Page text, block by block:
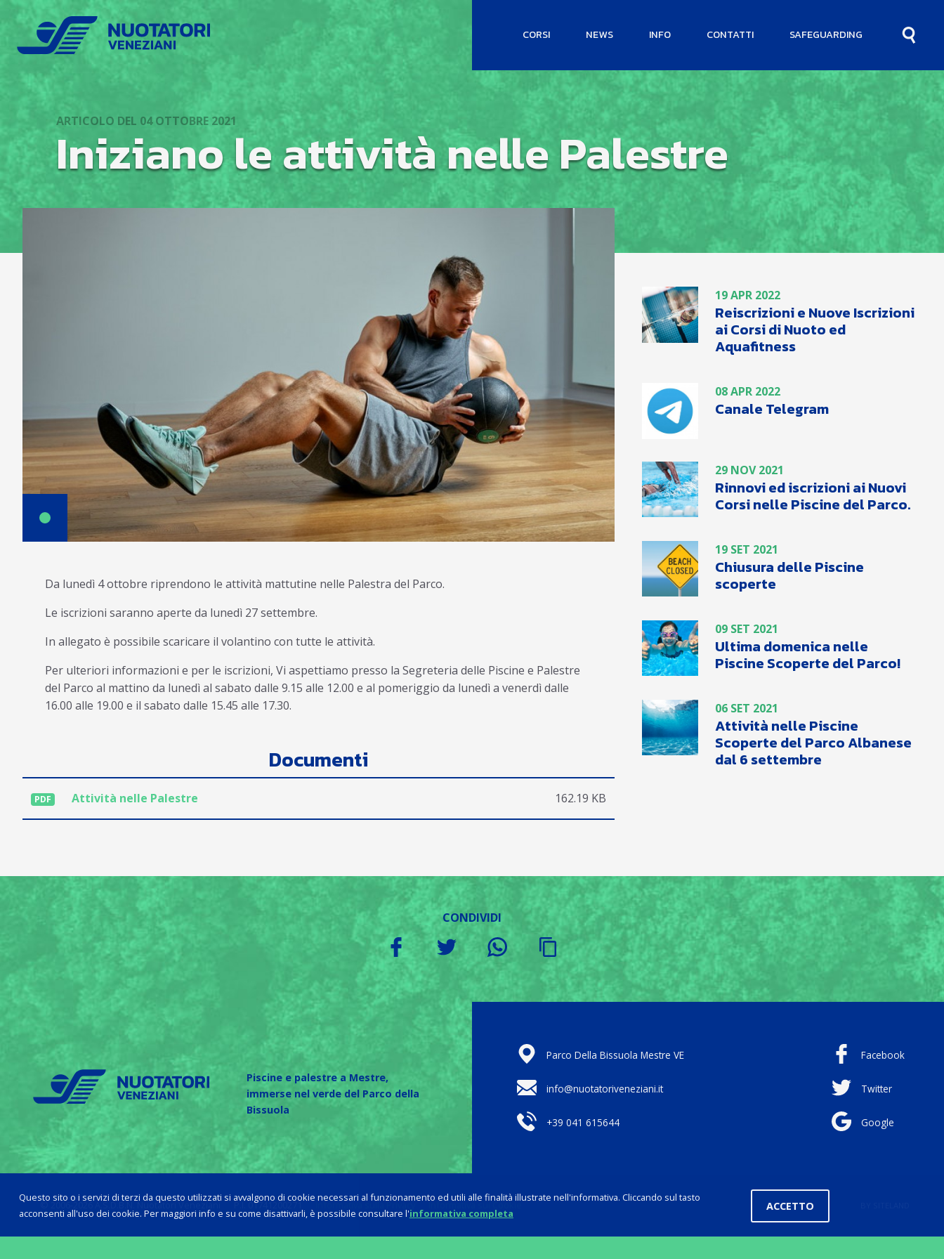
CORSI NEWS INFO CONTATTI SAFEGUARDING
ARTICOLO DEL 04 OTTOBRE 2021
Iniziano le attività nelle Palestre
Da lunedì 4 ottobre riprendono le attività mattutine nelle Palestra del Parco.
Le iscrizioni saranno aperte da lunedì 27 settembre.
In allegato è possibile scaricare il volantino con tutte le attività.
Per ulteriori informazioni e per le iscrizioni, Vi aspettiamo presso la Segreteria delle Piscine e Palestre
del Parco al mattino da lunedì al sabato dalle 9.15 alle 12.00 e al pomeriggio da lunedì a venerdì dalle
16.00 alle 19.00 e il sabato dalle 15.45 alle 17.30.
Documenti
PDF Attività nelle Palestre 162.19 KB
19 APR 2022
Reiscrizioni e Nuove Iscrizioni
ai Corsi di Nuoto ed
Aquafitness
08 APR 2022
Canale Telegram
29 NOV 2021
Rinnovi ed iscrizioni ai Nuovi
Corsi nelle Piscine del Parco.
19 SET 2021
Chiusura delle Piscine
scoperte
09 SET 2021
Ultima domenica nelle
Piscine Scoperte del Parco!
06 SET 2021
Attività nelle Piscine
Scoperte del Parco Albanese
dal 6 settembre
Piscine e palestre a Mestre,
immerse nel verde del Parco della
Bissuola
Parco Della Bissuola Mestre VE
info@nuotatoriveneziani.it
+39 041 615644
Facebook
Twitter
Google
© 2006-2026 A.S.D.B.N. Nuotatori Veneziani P.I. 01741200271 Informativa sullaPrivacy Informativa suiCookie
Questo sito o i servizi di terzi da questo utilizzati si avvalgono di cookie necessari al funzionamento ed utili alle finalità illustrate nell'informativa. Cliccando sul tasto
acconsenti all'uso dei cookie. Per maggiori info e su come disattivarli, è possibile consultare l'informativa completa
ACCETTO